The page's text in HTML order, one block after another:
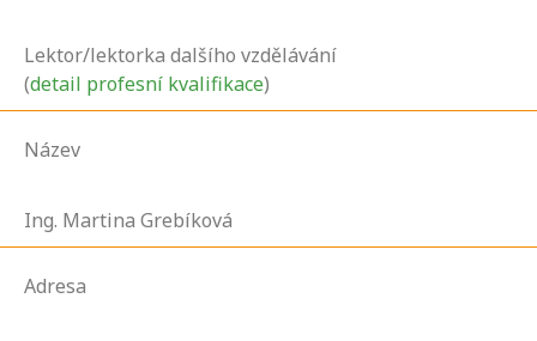
Lektor/lektorka dalšího vzdělávání
(detail profesní kvalifikace)
Název
Ing. Martina Grebíková
Adresa